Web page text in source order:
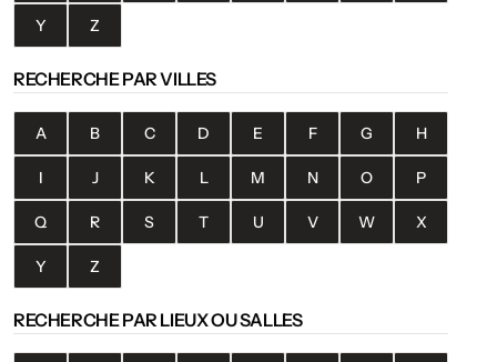
Y Z
RECHERCHE PAR VILLES
A B C D E F G H
I J K L M N O P
Q R S T U V W X
Y Z
RECHERCHE PAR LIEUX OU SALLES